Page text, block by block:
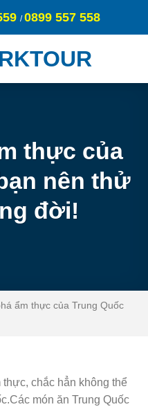
/0899 557 558
thực của
nên thử
đời!
ẩm thực của Trung Quốc
chắc hẳn không thể
món ăn Trung Quốc